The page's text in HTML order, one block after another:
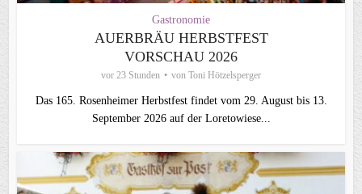
Gastronomie
AUERBRÄU HERBSTFEST
VORSCHAU 2026
vor 23 Stunden von Toni Hötzelsperger
Das 165. Rosenheimer Herbstfest findet vom 29. August bis 13.
September 2026 auf der Loretowiese...